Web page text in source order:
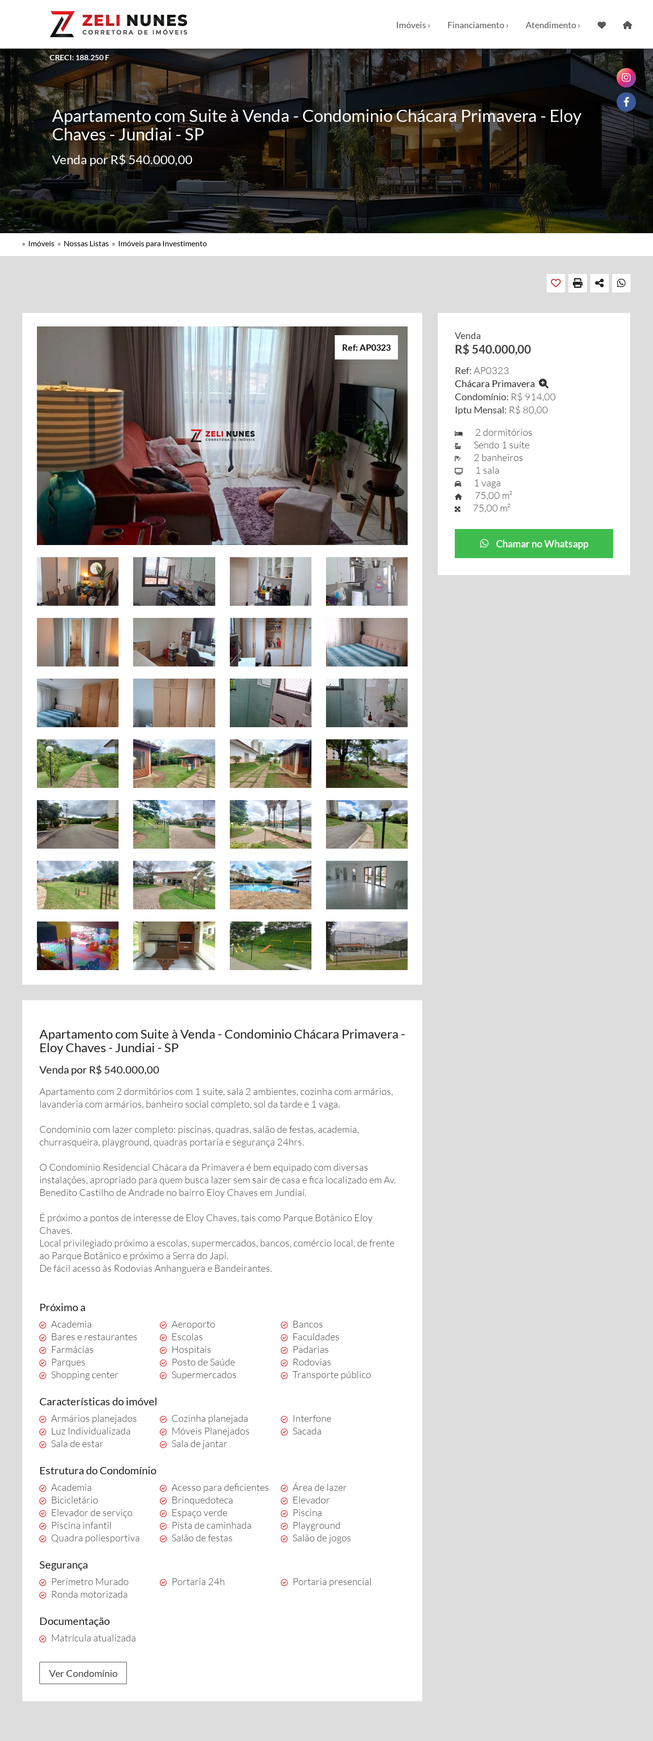
CRECI: 188.250 F
Imóveis › Financiamento › Atendimento ›
Apartamento com Suite à Venda - Condominio Chácara Primavera - Eloy
Chaves - Jundiai - SP
Venda por R$ 540.000,00
» Imóveis » Nossas Listas » Imóveis para Investimento
Ref: AP0323
Apartamento com Suite à Venda - Condominio Chácara Primavera -
Eloy Chaves - Jundiai - SP
Venda por R$ 540.000,00
Apartamento com 2 dormitórios com 1 suite, sala 2 ambientes, cozinha com armários,
lavanderia com armários, banheiro social completo, sol da tarde e 1 vaga.
Condomínio com lazer completo: piscinas, quadras, salão de festas, academia,
churrasqueira, playground, quadras portaria e segurança 24hrs.
O Condomínio Residencial Chácara da Primavera é bem equipado com diversas
instalações, apropriado para quem busca lazer sem sair de casa e fica localizado em Av.
Benedito Castilho de Andrade no bairro Eloy Chaves em Jundiaí.
É próximo a pontos de interesse de Eloy Chaves, tais como Parque Botânico Eloy
Chaves.
Local privilegiado próximo a escolas, supermercados, bancos, comércio local, de frente
ao Parque Botânico e próximo a Serra do Japi.
De fácil acesso às Rodovias Anhanguera e Bandeirantes.
Próximo a
Academia Aeroporto
Bancos
Bares e restaurantes
Escolas
Faculdades
Farmácias
Hospitais
Padarias
Parques
Posto de Saúde
Rodovias
Shopping center
Supermercados Transporte público
Características do imóvel
Armários planejados Cozinha planejada
Interfone
Luz Individualizada
Móveis Planejados
Sacada
Sala de estar
Sala de jantar
Estrutura do Condomínio
Academia Acesso para deficientes
Área de lazer
Bicicletário
Brinquedoteca
Elevador
Elevador de serviço
Espaço verde
Piscina
Piscina infantil
Pista de caminhada
Playground
Quadra poliesportiva
Salão de festas Salão de jogos
Segurança
Perímetro Murado Portaria 24h
Portaria presencial
Ronda motorizada
Documentação
Matrícula atualizada
Ver Condomínio
Venda
R$ 540.000,00
Ref: AP0323
Chácara Primavera
Condomínio: R$ 914,00
Iptu Mensal: R$ 80,00
2 dormitórios
Sendo 1 suíte
2 banheiros
1 sala
1 vaga
75,00 m²
75,00 m²
Chamar no Whatsapp